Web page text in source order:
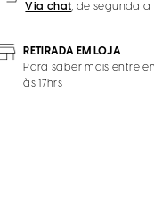
Via chat, de segunda a
RETIRADA EM LOJA
Para saber mais entre
às 17hrs